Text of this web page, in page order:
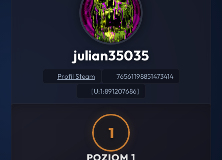
julian35035
Profil Steam
76561198851473414
[U:1:891207686]
1
POZIOM 1